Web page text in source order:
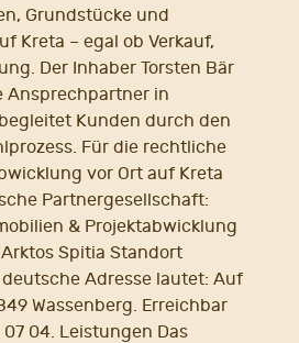
Grundstücke und
Kreta – egal ob Verkauf,
Der Inhaber Torsten Bär
Ansprechpartner in
Kunden durch den
Für die rechtliche
vor Ort auf Kreta
Partnergesellschaft:
& Projektabwicklung
Spitia Standort
Adresse lautet: Auf
Wassenberg. Erreichbar
04. Leistungen Das